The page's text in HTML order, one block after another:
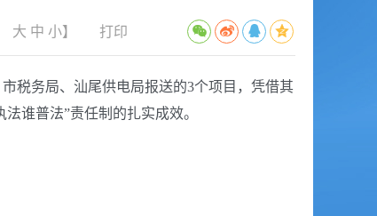
大 中 小】 打印
税务局、汕尾供电局报送的3个项目，凭借其
谁普法”责任制的扎实成效。